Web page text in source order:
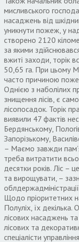
мисливського
насаджень від
уникнути пожеж, у
створено 2120
за якими
вжиті заходи, торік
50,65 га. При цьому
часто причиною
Однією з наболілих
знищення лісів, є
лісопосадок. Торік
виявили 47 фактів
Бердянському,
Запорізькому,
– Маємо завжди
треба витратити
десятки років. Ліс –
та вирощувати, –
Щодо пріоритетних
Полуліх, їх
лісових насаджень
лісових та
спеціалісти